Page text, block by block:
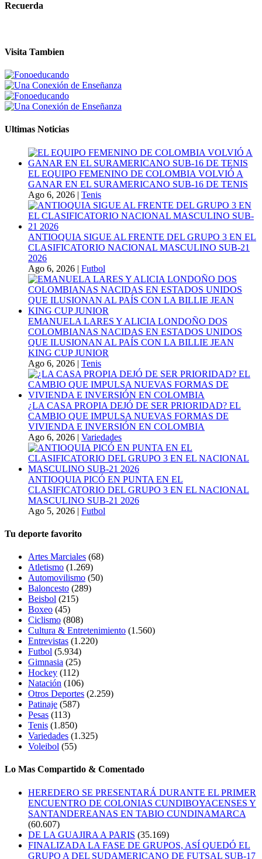
Recuerda
Visita Tambien
Ultimas Noticias
EL EQUIPO FEMENINO DE COLOMBIA VOLVIÓ A
GANAR EN EL SURAMERICANO SUB-16 DE TENIS
Ago 6, 2026 | Tenis
ANTIOQUIA SIGUE AL FRENTE DEL GRUPO 3 EN EL
CLASIFICATORIO NACIONAL MASCULINO SUB-21
2026
Ago 6, 2026 | Futbol
EMANUELA LARES Y ALICIA LONDOÑO DOS
COLOMBIANAS NACIDAS EN ESTADOS UNIDOS
QUE ILUSIONAN AL PAÍS CON LA BILLIE JEAN
KING CUP JUNIOR
Ago 6, 2026 | Tenis
¿LA CASA PROPIA DEJÓ DE SER PRIORIDAD? EL
CAMBIO QUE IMPULSA NUEVAS FORMAS DE
VIVIENDA E INVERSIÓN EN COLOMBIA
Ago 6, 2026 | Variedades
ANTIOQUIA PICÓ EN PUNTA EN EL
CLASIFICATORIO DEL GRUPO 3 EN EL NACIONAL
MASCULINO SUB-21 2026
Ago 5, 2026 | Futbol
Tu deporte favorito
Artes Marciales (68)
Atletismo (1.269)
Automovilismo (50)
Baloncesto (289)
Beisbol (215)
Boxeo (45)
Ciclismo (808)
Cultura & Entretenimiento (1.560)
Entrevistas (1.220)
Futbol (5.934)
Gimnasia (25)
Hockey (112)
Natación (106)
Otros Deportes (2.259)
Patinaje (587)
Pesas (113)
Tenis (1.850)
Variedades (1.325)
Voleibol (55)
Lo Mas Compartido & Comentado
HEREDERO SE PRESENTARÁ DURANTE EL PRIMER
ENCUENTRO DE COLONIAS CUNDIBOYACENSES Y
SANTANDEREANAS EN TABIO CUNDINAMARCA
(60.607)
DE LA GUAJIRA A PARIS (35.169)
FINALIZADA LA FASE DE GRUPOS, ASÍ QUEDÓ EL
GRUPO A DEL SUDAMERICANO DE FUTSAL SUB-17